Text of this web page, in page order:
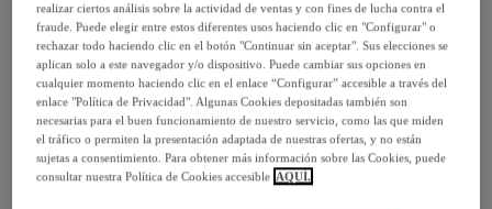
Entrega
Envío gratis
Entrega: Entre el14/08y el17/08
realizar ciertos análisis sobre la actividad de ventas y con fines de lucha contra el
fraude. Puede elegir entre estos diferentes usos haciendo clic en "Configurar" o
rechazar todo haciendo clic en el botón "Continuar sin aceptar". Sus elecciones se
aplican solo a este navegador y/o dispositivo. Puede cambiar sus opciones en
cualquier momento haciendo clic en el enlace “Configurar” accesible a través del
enlace "Política de Privacidad". Algunas Cookies depositadas también son
necesarias para el buen funcionamiento de nuestro servicio, como las que miden
el tráfico o permiten la presentación adaptada de nuestras ofertas, y no están
sujetas a consentimiento. Para obtener más información sobre las Cookies, puede
consultar nuestra Política de Cookies accesible AQUÍ.